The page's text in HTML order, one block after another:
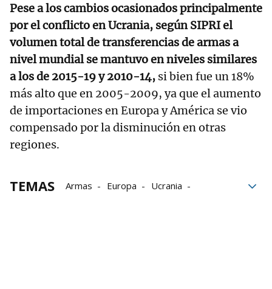
Pese a los cambios ocasionados principalmente
por el conflicto en Ucrania, según SIPRI el
volumen total de transferencias de armas a
nivel mundial se mantuvo en niveles similares
a los de 2015-19 y 2010-14, si bien fue un 18%
más alto que en 2005-2009, ya que el aumento
de importaciones en Europa y América se vio
compensado por la disminución en otras
regiones.
TEMAS Armas Europa
Ucrania